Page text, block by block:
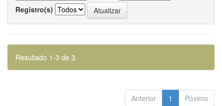
Registro(s)
Resultado 1-3 de 3.
Anterior 1 Póximo